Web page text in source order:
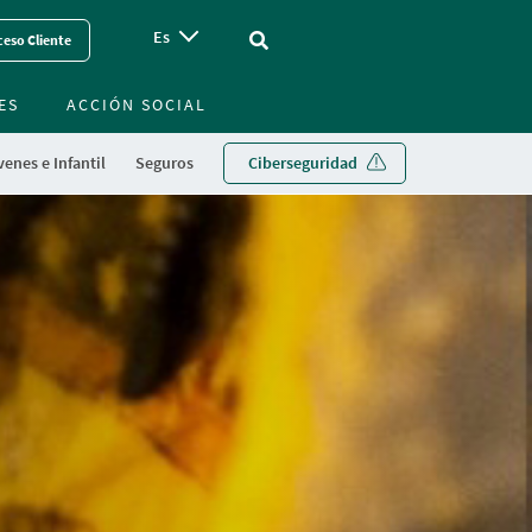
Cliente Es Vinculo - Buscar en la web
e Infantil Seguros Ciberseguridad
ACCIÓN SOCIAL